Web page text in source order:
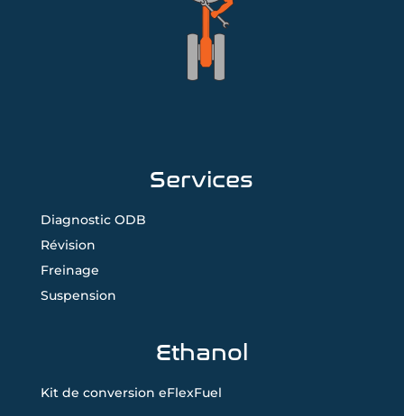
Services
Diagnostic ODB
Révision
Freinage
Suspension
Ethanol
Kit de conversion eFlexFuel